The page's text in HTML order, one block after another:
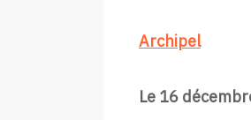
Archipel
Le 16